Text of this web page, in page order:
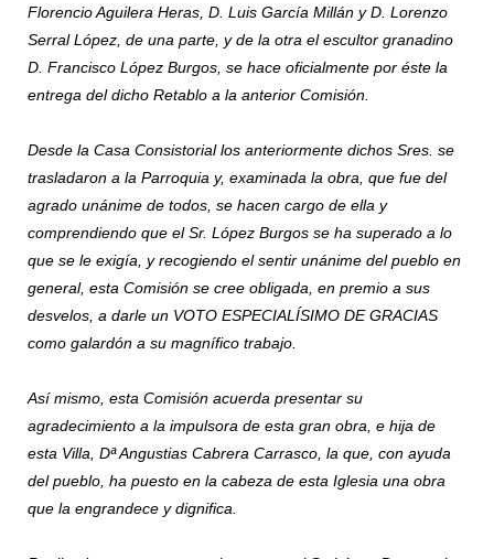
Florencio Aguilera Heras, D. Luis García Millán y D. Lorenzo
Serral López, de una parte, y de la otra el escultor granadino
D. Francisco López Burgos, se hace oficialmente por éste la
entrega del dicho Retablo a la anterior Comisión.
Desde la Casa Consistorial los anteriormente dichos Sres. se
trasladaron a la Parroquia y, examinada la obra, que fue del
agrado unánime de todos, se hacen cargo de ella y
comprendiendo que el Sr. López Burgos se ha superado a lo
que se le exigía, y recogiendo el sentir unánime del pueblo en
general, esta Comisión se cree obligada, en premio a sus
desvelos, a darle un VOTO ESPECIALÍSIMO DE GRACIAS
como galardón a su magnífico trabajo.
Así mismo, esta Comisión acuerda presentar su
agradecimiento a la impulsora de esta gran obra, e hija de
esta Villa, Dª Angustias Cabrera Carrasco, la que, con ayuda
del pueblo, ha puesto en la cabeza de esta Iglesia una obra
que la engrandece y dignifica.